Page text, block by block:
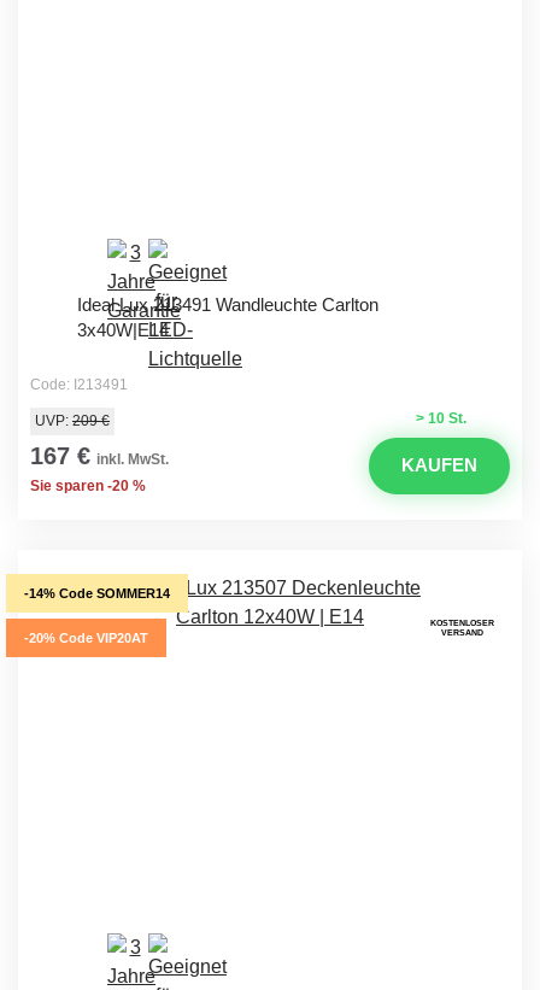
Ideal Lux 213491 Wandleuchte Carlton
3x40W|E14
Code: I213491
> 10 St.
UVP: 209 €
167 € inkl. MwSt.
Sie sparen -20 %
KAUFEN
-14% Code SOMMER14
-20% Code VIP20AT
KOSTENLOSER
VERSAND